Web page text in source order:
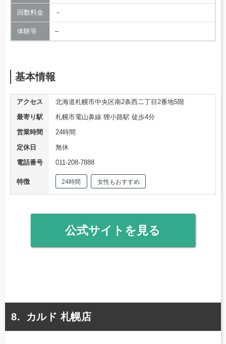
回数料金 －
体験等 –
基本情報
アクセス
北海道札幌市中央区南2条西二丁目2番地5階
最寄り駅
札幌市電山鼻線 狸小路駅 徒歩4分
営業時間
24時間
定休日
無休
電話番号
011-208-7888
特徴 24時間 女性もおすすめ
公式サイトを見る
カルド 札幌店